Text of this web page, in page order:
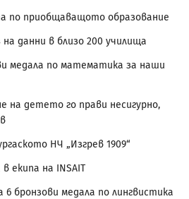
по приобщаващото образование
данни в близо 200 училища
медала по математика за наши
на детето го прави несигурно,
НЧ „Изгрев 1909“
екипа на INSAIT
6 бронзови медала по лингвистика